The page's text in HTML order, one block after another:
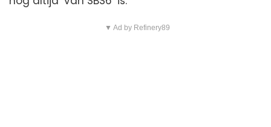
▼ Ad by Refinery89